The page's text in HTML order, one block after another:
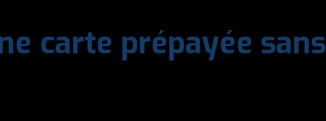
carte prépayée sans